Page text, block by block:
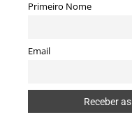
Primeiro Nome
Email